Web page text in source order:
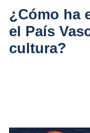
¿Cómo ha
el País
cultura?